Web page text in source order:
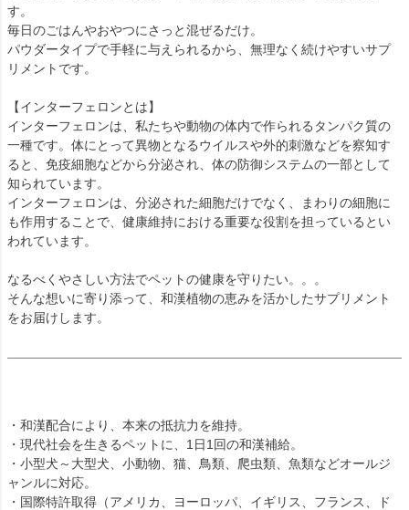
す。
毎日のごはんやおやつにさっと混ぜるだけ。
パウダータイプで手軽に与えられるから、無理なく続けやすいサプ
リメントです。
【インターフェロンとは】
インターフェロンは、私たちや動物の体内で作られるタンパク質の
一種です。体にとって異物となるウイルスや外的刺激などを察知す
ると、免疫細胞などから分泌され、体の防御システムの一部として
知られています。
インターフェロンは、分泌された細胞だけでなく、まわりの細胞に
も作用することで、健康維持における重要な役割を担っているとい
われています。
なるべくやさしい方法でペットの健康を守りたい。。。
そんな想いに寄り添って、和漢植物の恵みを活かしたサプリメント
をお届けします。
・和漢配合により、本来の抵抗力を維持。
・現代社会を生きるペットに、1日1回の和漢補給。
・小型犬～大型犬、小動物、猫、鳥類、爬虫類、魚類などオールジ
ャンルに対応。
・国際特許取得（アメリカ、ヨーロッパ、イギリス、フランス、ド